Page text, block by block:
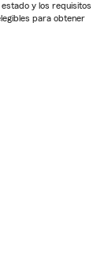
y los requisitos
para obtener